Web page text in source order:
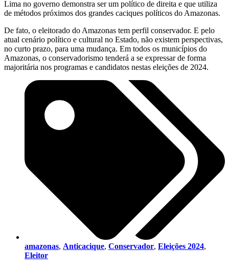
Lima no governo demonstra ser um político de direita e que utiliza
de métodos próximos dos grandes caciques políticos do Amazonas.
De fato, o eleitorado do Amazonas tem perfil conservador. E pelo
atual cenário político e cultural no Estado, não existem perspectivas,
no curto prazo, para uma mudança. Em todos os municípios do
Amazonas, o conservadorismo tenderá a se expressar de forma
majoritária nos programas e candidatos nestas eleições de 2024.
amazonas, Anticacique, Conservador, Eleições 2024,
Eleitor